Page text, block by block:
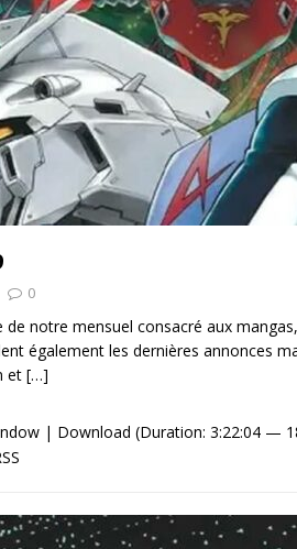
0
de notre mensuel consacré aux
également les dernières annonces
et […]
| Download (Duration: 3:22:04 —